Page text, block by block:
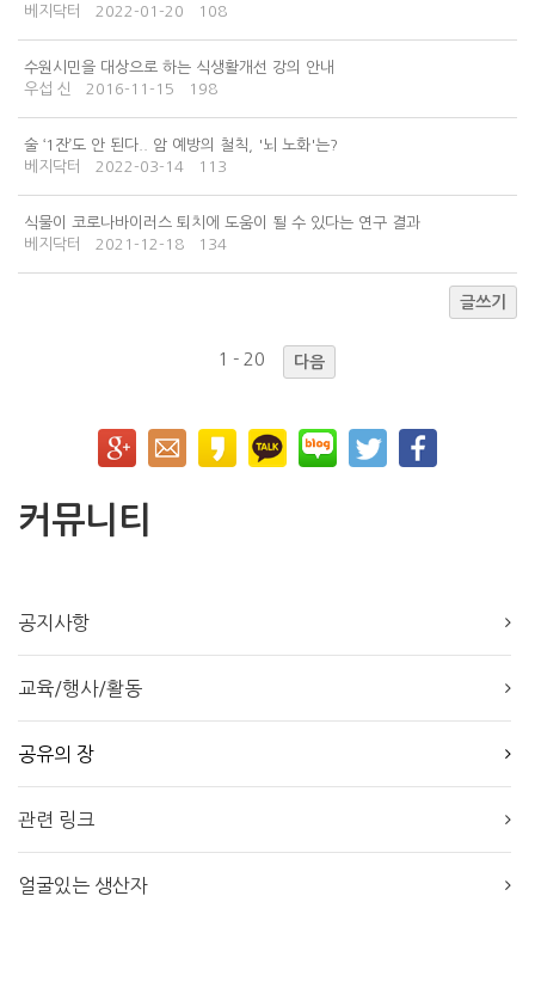
베지닥터
2022-01-20 108
수원시민을 대상으로 하는 식생활개선 강의 안내
우섭 신
2016-11-15 198
술 ‘1잔’도 안 된다.. 암 예방의 철칙, '뇌 노화'는?
베지닥터
2022-03-14 113
식물이 코로나바이러스 퇴치에 도움이 될 수 있다는 연구 결과
베지닥터
2021-12-18 134
글쓰기
1 - 20 다음
커뮤니티
공지사항
교육/행사/활동
공유의 장
관련 링크
얼굴있는 생산자